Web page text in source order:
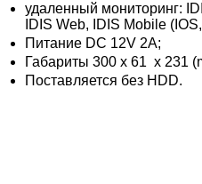
удаленный мониторинг:
IDIS Web, IDIS Mobile
Питание DC 12V 2A;
Габариты 300 x 61 x 231
Поставляется без HDD.